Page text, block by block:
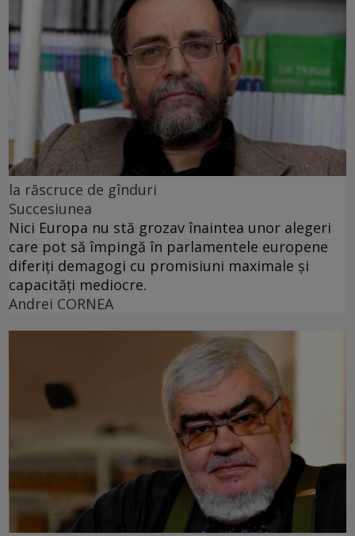
la răscruce de gînduri
Succesiunea
Nici Europa nu stă grozav înaintea unor alegeri
care pot să împingă în parlamentele europene
diferiți demagogi cu promisiuni maximale și
capacități mediocre.
Andrei CORNEA